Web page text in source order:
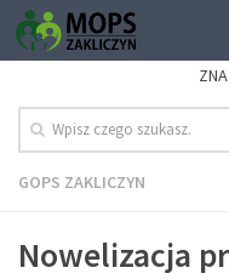
GOPS ZAKLICZYN
Nowelizacja